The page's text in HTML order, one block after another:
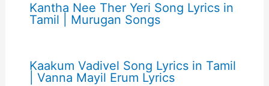
Kantha Nee Ther Yeri Song Lyrics in
Tamil | Murugan Songs
Kaakum Vadivel Song Lyrics in Tamil
| Vanna Mayil Erum Lyrics